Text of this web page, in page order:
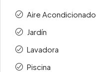
Aire Acondicionado
Jardín
Lavadora
Piscina